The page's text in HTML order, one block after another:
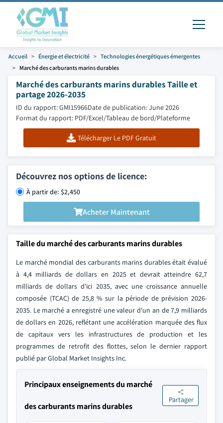
Accueil Énergie et électricité
Technologies énergétiques émergentes
Marché des carburants marins durables
Marché des carburants marins durables Taille et
partage 2026-2035
ID du rapport: GMI15966Date de publication: June 2026
Format du rapport: PDF/Excel/Tableau de bord/Plateforme
Télécharger Le PDF Gratuit
Découvrez nos options de licence:
À partir de: $2,450
Acheter Maintenant
Taille du marché des carburants marins durables
Le marché mondial des carburants marins durables était évalué
à 4,4 milliards de dollars en 2025 et devrait atteindre 62,7
milliards de dollars d'ici 2035, avec une croissance annuelle
composée (TCAC) de 25,8 % sur la période de prévision 2026-
2035. Le marché a enregistré une valeur d'un an de 7,9 milliards
de dollars en 2026, reflétant une accélération marquée des flux
de capitaux vers les infrastructures de production et les
programmes de retrofit des flottes, selon le dernier rapport
publié par Global Market Insights Inc.
Principaux enseignements du marché
des carburants marins durables
Partager